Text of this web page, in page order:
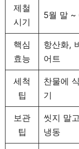
제철
시기
5월 말 ~
핵심
효능
항산화,
어트
세척
팁
찬물에
기
보관
팁
씻지 말
냉동